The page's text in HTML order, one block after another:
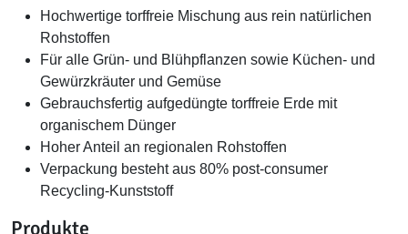
Hochwertige torffreie Mischung aus rein natürlichen
Rohstoffen
Für alle Grün- und Blühpflanzen sowie Küchen- und
Gewürzkräuter und Gemüse
Gebrauchsfertig aufgedüngte torffreie Erde mit
organischem Dünger
Hoher Anteil an regionalen Rohstoffen
Verpackung besteht aus 80% post-consumer
Recycling-Kunststoff
Produkte